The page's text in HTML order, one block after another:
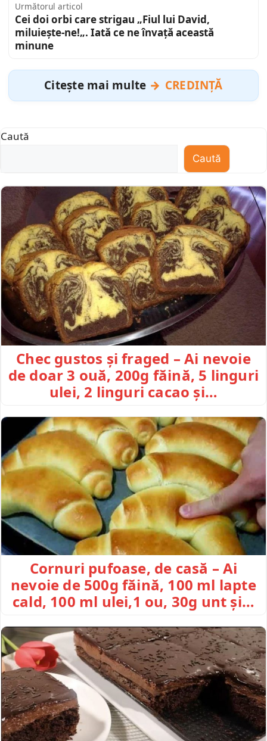
Următorul articol
Cei doi orbi care strigau „Fiul lui David,
miluiește-ne!„. Iată ce ne învață această
minune
Citește mai multe CREDINȚĂ
Caută
Caută
Chec gustos și fraged – Ai nevoie
de doar 3 ouă, 200g făină, 5 linguri
ulei, 2 linguri cacao și…
Cornuri pufoase, de casă – Ai
nevoie de 500g făină, 100 ml lapte
cald, 100 ml ulei,1 ou, 30g unt și…